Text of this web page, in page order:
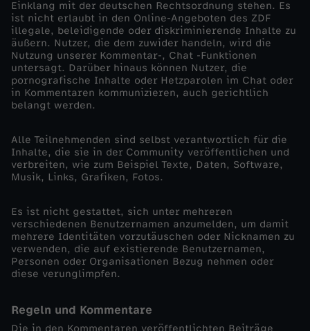
Einklang mit der deutschen Rechtsordnung stehen. Es
ist nicht erlaubt in den Online-Angeboten des ZDF
illegale, beleidigende oder diskriminierende Inhalte zu
äußern. Nutzer, die dem zuwider handeln, wird die
Nutzung unserer Kommentar-, Chat -Funktionen
untersagt. Darüber hinaus können Nutzer, die
pornografische Inhalte oder Hetzparolen im Chat oder
in Kommentaren kommunizieren, auch gerichtlich
belangt werden.
Alle Teilnehmenden sind selbst verantwortlich für die
Inhalte, die sie in der Community veröffentlichen und
verbreiten, wie zum Beispiel Texte, Daten, Software,
Musik, Links, Grafiken, Fotos.
Es ist nicht gestattet, sich unter mehreren
verschiedenen Benutzernamen anzumelden, um damit
mehrere Identitäten vorzutäuschen oder Nicknamen zu
verwenden, die auf existierende Benutzernamen,
Personen oder Organisationen Bezug nehmen oder
diese verunglimpfen.
Regeln und Kommentare
Die in den Kommentaren veröffentlichten Beiträge